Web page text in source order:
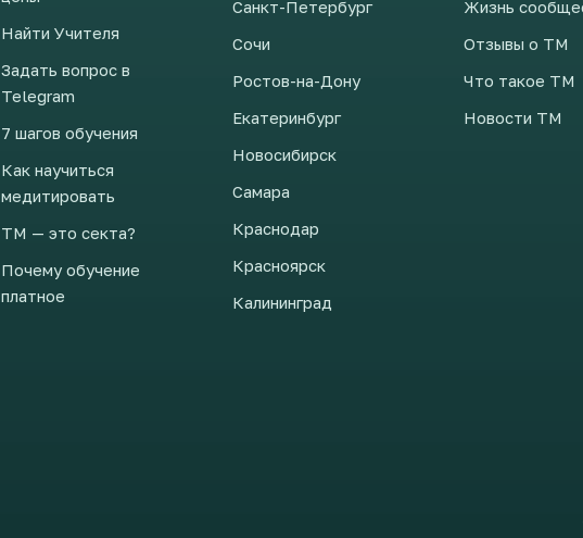
Найти Учителя
Задать вопрос в
Telegram
7 шагов обучения
Как научиться
медитировать
ТМ — это секта?
Почему обучение
платное
Санкт-Петербург
Сочи
Ростов-на-Дону
Екатеринбург
Новосибирск
Самара
Краснодар
Красноярск
Калининград
Жизнь
Отзывы о ТМ
Что такое ТМ
Новости ТМ